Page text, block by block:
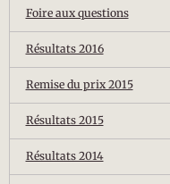
Foire aux questions
Résultats 2016
Remise du prix 2015
Résultats 2015
Résultats 2014